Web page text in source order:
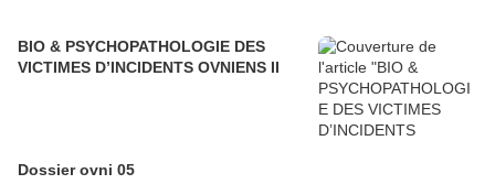
BIO & PSYCHOPATHOLOGIE DES
VICTIMES D’INCIDENTS OVNIENS II
Dossier ovni 05